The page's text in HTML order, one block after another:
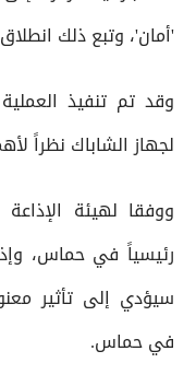
'أمان'، وتبع ذلك
وقد تم تنفيذ
لجهاز الشاباك نظراً
ووفقا لهيئة الإذاعة
رئيسياً في حماس،
سيؤدي إلى تأثير
في حماس.